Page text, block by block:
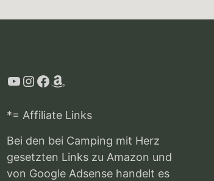
YouTube
Instagram
Facebook
Amazon
*= Affiliate Links
Bei den bei Camping mit Herz
gesetzten Links zu Amazon und
von Google Adsense handelt es